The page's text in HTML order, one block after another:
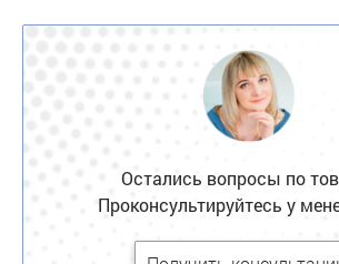
Остались вопросы по
Проконсультируйтесь у